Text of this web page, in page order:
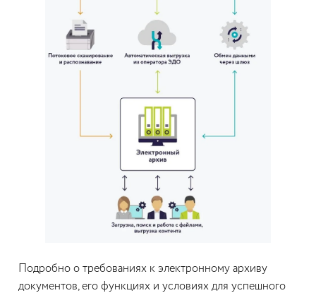
Подробно о требованиях к электронному архиву
документов, его функциях и условиях для успешного